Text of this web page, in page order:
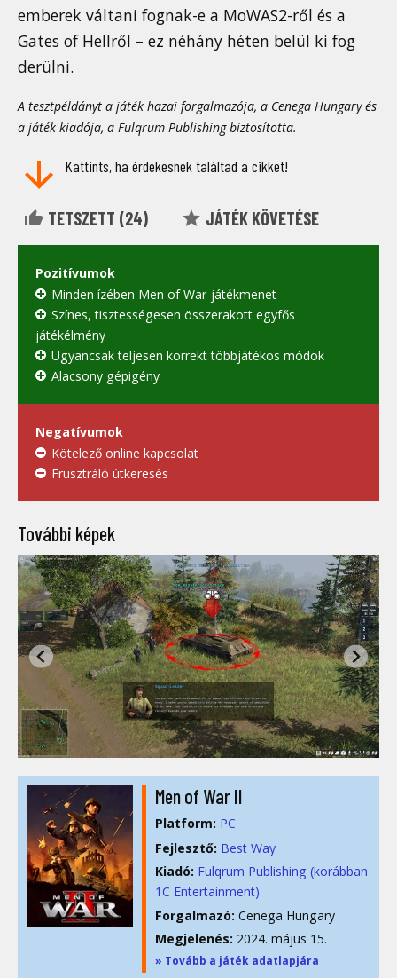
emberek váltani fognak-e a MoWAS2-ről és a
Gates of Hellről – ez néhány héten belül ki fog
derülni.
A tesztpéldányt a játék hazai forgalmazója, a Cenega Hungary és
a játék kiadója, a Fulqrum Publishing biztosította.
Kattints, ha érdekesnek találtad a cikket!
TETSZETT (24) JÁTÉK KÖVETÉSE
Pozitívumok
Minden ízében Men of War-játékmenet
Színes, tisztességesen összerakott egyfős
játékélmény
Ugyancsak teljesen korrekt többjátékos módok
Alacsony gépigény
Negatívumok
Kötelező online kapcsolat
Frusztráló útkeresés
További képek
Men of War II
Platform: PC
Fejlesztő: Best Way
Kiadó: Fulqrum Publishing (korábban
1C Entertainment)
Forgalmazó: Cenega Hungary
Megjelenés: 2024. május 15.
» Tovább a játék adatlapjára